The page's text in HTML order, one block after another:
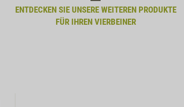
ENTDECKEN SIE UNSERE WEITEREN PRODUKTE
FÜR IHREN VIERBEINER